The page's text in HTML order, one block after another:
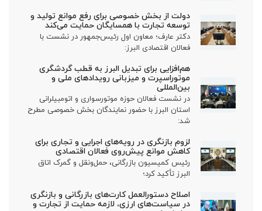
دولت از بخش خصوصی برای رفع موانع تولید و
توسعه تجارت با همسایگان حمایت می‌کند
دکتر عارف؛ معاون اول رئیس‌جمهور در نشست با
فعالان اقتصادی البرز:
هم‌افزایی برای تبدیل البرز به قطب گردشگری
موتوراسپرت و میزبانی رویدادهای ملی و
بین‌المللی
در نشست فعالان حوزه موتورسواری و اتومبیلرانی
استان البرز با حضور نمایندگان بخش خصوصی مطرح
شد:
لزوم بازنگری در رویه‌های اجرایی و تجاری برای
کاهش موانع پیش‌روی فعالان اقتصادی
رئیس کمیسیون بازرگانی، حمل‌ونقل و گمرک اتاق
البرز تأکید کرد؛
اصلاح دستورالعمل کارت‌های بازرگانی و بازنگری
در سیاست‌های ارزی، لازمه حمایت از تجارت و